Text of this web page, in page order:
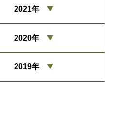
2021年
2020年
2019年